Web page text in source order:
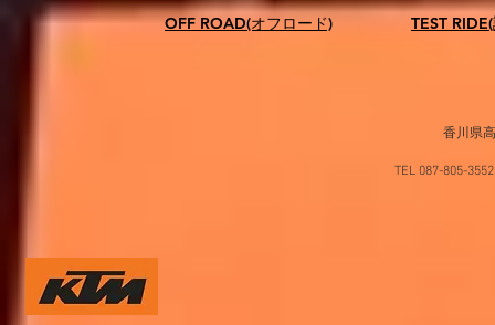
OFF ROAD(オフロード) TEST
香川県
TEL 087-805-